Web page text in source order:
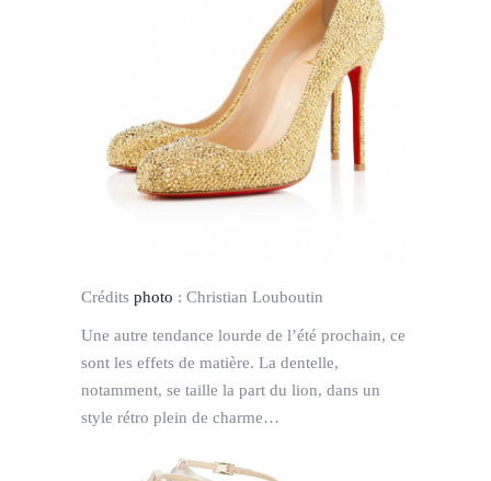
Crédits photo : Christian Louboutin
Une autre tendance lourde de l’été prochain, ce
sont les effets de matière. La dentelle,
notamment, se taille la part du lion, dans un
style rétro plein de charme…